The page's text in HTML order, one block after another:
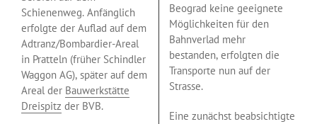
Schienenweg. Anfänglich
erfolgte der Auflad auf dem
Adtranz/Bombardier-Areal
in Pratteln (früher Schindler
Waggon AG), später auf dem
Areal der Bauwerkstätte
Dreispitz der BVB.
Beograd keine geeignete
Möglichkeiten für den
Bahnverlad mehr
bestanden, erfolgten die
Transporte nun auf der
Strasse.
Eine zunächst beabsichtigte